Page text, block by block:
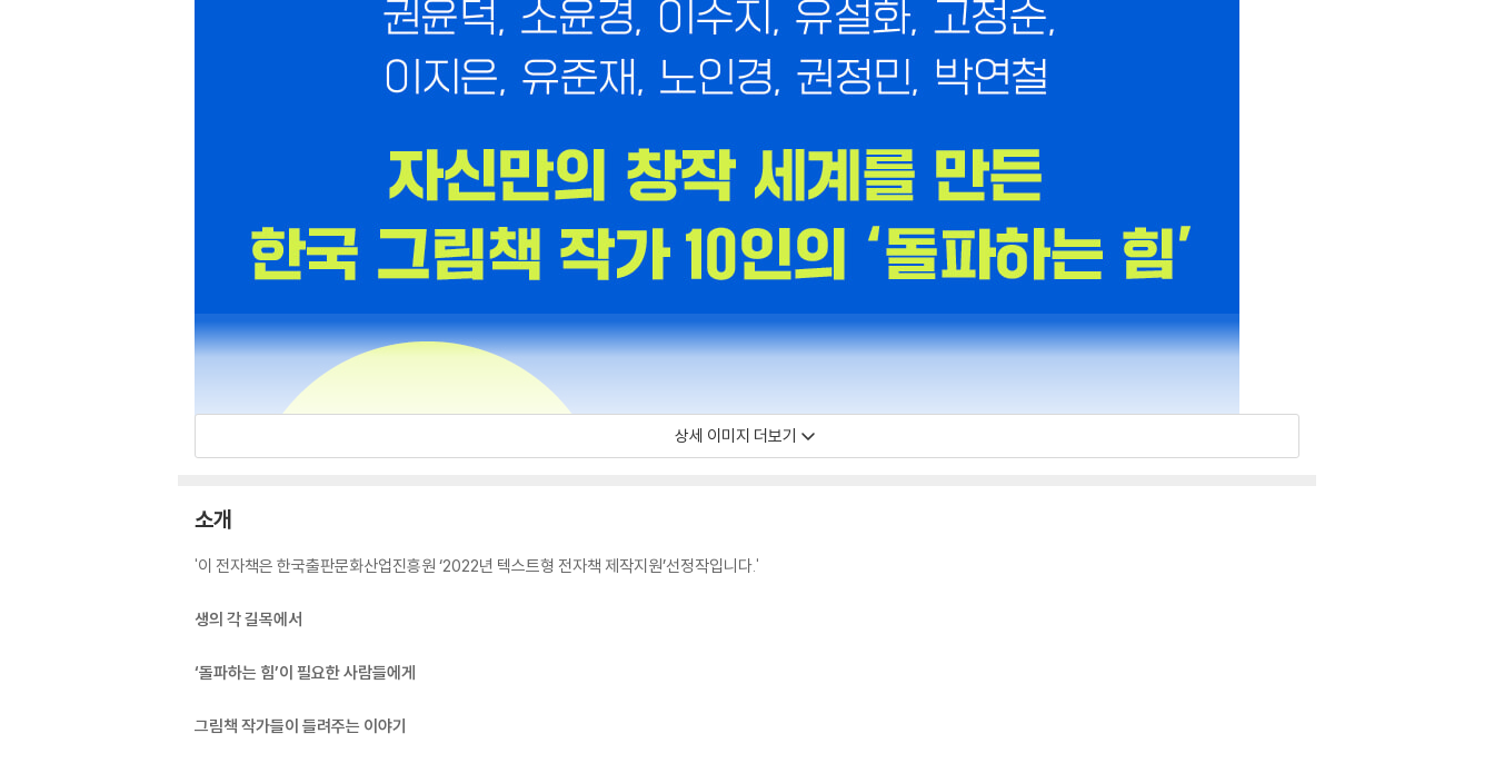
상세 이미지 더보기
소개
'이 전자책은 한국출판문화산업진흥원 ‘2022년 텍스트형 전자책 제작지원’선정작입니다.'
생의 각 길목에서
‘돌파하는 힘’이 필요한 사람들에게
그림책 작가들이 들려주는 이야기